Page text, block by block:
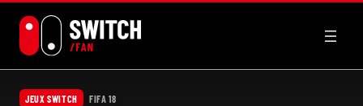
contenu
JEUX SWITCH FIFA 18